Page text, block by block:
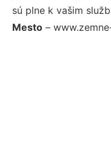
sú plne k vašim
Mesto –